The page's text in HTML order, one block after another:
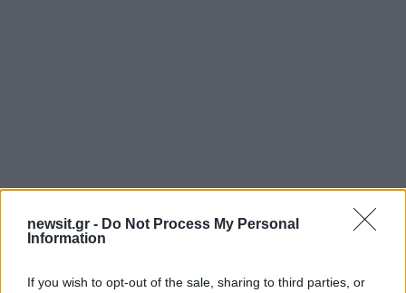
newsit.gr - Do Not Process My Personal
Information
If you wish to opt-out of the sale, sharing to third parties, or
Αν τα χάσατε